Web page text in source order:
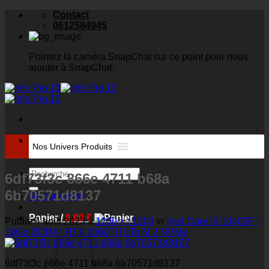
Skip
content
Contact
0612584945
Pointez la caméra SnapChat sur ce point pour nous
ajouter à SnapChat.
pour :
Recherche
pour :
Se connecter
Panier /0,00€
Nos Univers Produits
6df73f3c 866e 4711 b68a
6b70571d8137
Publié4 août 2023à1200 × ; 1200 in Intel Core i5-10400F |
16Go DDR4 | RTX 3060TI | 1To M.2 NVMe
6df73f3c 866e 4711 b68a 6b70571d8137